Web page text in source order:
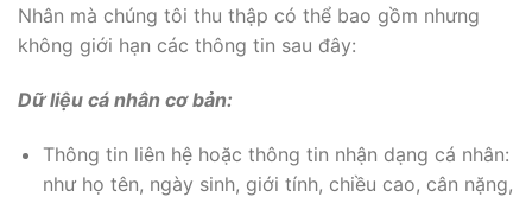
Nhân mà chúng tôi thu thập có thể bao gồm nhưng
không giới hạn các thông tin sau đây:
Dữ liệu cá nhân cơ bản:
Thông tin liên hệ hoặc thông tin nhận dạng cá nhân:
như họ tên, ngày sinh, giới tính, chiều cao, cân nặng,